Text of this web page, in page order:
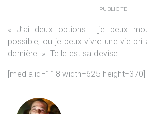
PUBLICITÉ
« J’ai deux options : je peux
possible, ou je peux vivre une vie
dernière. » Telle est sa devise.
[media id=118 width=625 height=370]